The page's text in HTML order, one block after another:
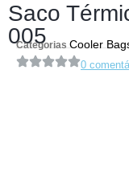
Saco
005
Categorias Cooler
0